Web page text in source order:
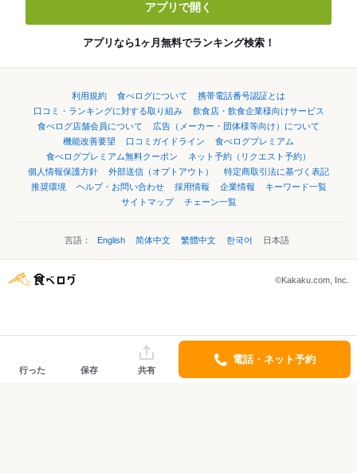
アプリで開く
アプリなら1ヶ月無料でランキング検索！
利用規約 食べログについて
携帯電話番号認証とは
口コミ・ランキングに対する取り組み
飲食店・飲食企業様向けサービス
食べログ店舗会員について
広告（メーカー・団体様等向け）について
機能改善要望
口コミガイドライン
食べログプレミアム
食べログプレミアム無料クーポン
ネット予約（リクエスト予約）
個人情報保護方針
外部送信（オプトアウト）
特定商取引法に基づく表記
推奨環境
ヘルプ・お問い合わせ 採用情報 企業情報
キーワード一覧
サイトマップ
チェーン一覧
言語： English 简体中文 繁體中文 한국어 日本語
©Kakaku.com, Inc.
行った 保存 共有
電話・ネット予約